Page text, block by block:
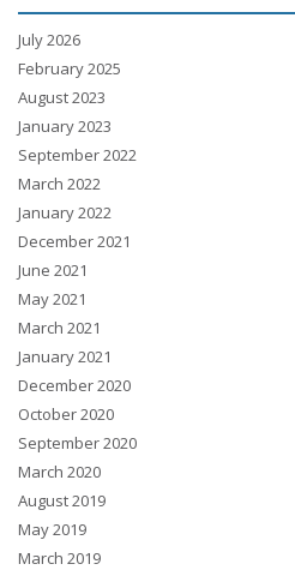
July 2026
February 2025
August 2023
January 2023
September 2022
March 2022
January 2022
December 2021
June 2021
May 2021
March 2021
January 2021
December 2020
October 2020
September 2020
March 2020
August 2019
May 2019
March 2019